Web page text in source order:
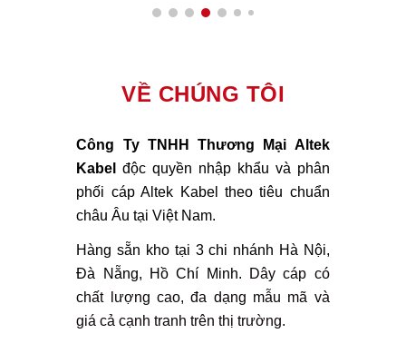
VỀ CHÚNG TÔI
Công Ty TNHH Thương Mại Altek
Kabelđộc quyền nhập khẩu và phân
phối cáp Altek Kabel
theo tiêu chuẩn
châu Âu tại Việt Nam.
Hàng sẵn kho tại 3 chi nhánh Hà Nội,
Đà Nẵng, Hồ Chí Minh. Dây cáp có
chất lượng cao, đa dạng mẫu mã và
giá cả cạnh tranh trên thị trường.